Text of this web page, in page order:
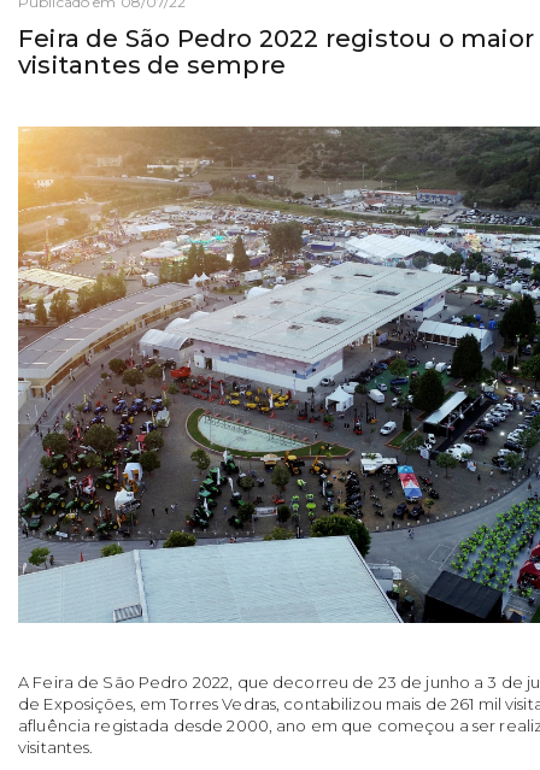
Feira de São Pedro 2022 registou o
visitantes de sempre
A Feira de São Pedro 2022, que decorreu de 23 de junho a 3 de
de Exposições, em Torres Vedras, contabilizou mais de 261 mil
afluência registada desde 2000, ano em que começou a ser
visitantes.